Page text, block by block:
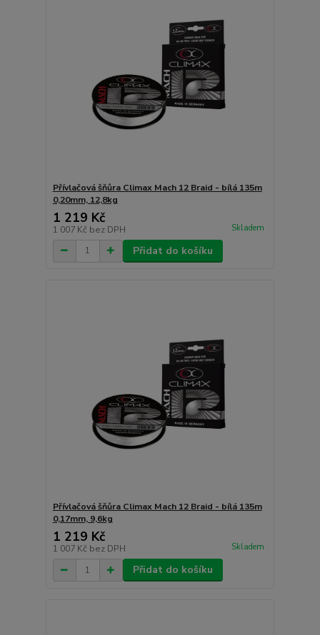
Přívlačová šňůra Climax Mach 12 Braid - bílá 135m
0,20mm, 12,8kg
1 219 Kč
1 007 Kč bez DPH Skladem
Přidat do košíku
Přívlačová šňůra Climax Mach 12 Braid - bílá 135m
0,17mm, 9,6kg
1 219 Kč
1 007 Kč bez DPH Skladem
Přidat do košíku